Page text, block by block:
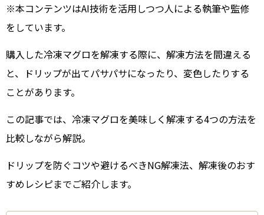
※本コンテンツはAI技術を活用しつつ人による執筆や監修
をしています。
購入した冷凍マグロを解凍する際に、解凍方法を間違える
と、ドリップが出てパサパサになったり、変色したりする
ことがあります。
この記事では、冷凍マグロを美味しく解凍する4つの方法を
比較しながら解説。
ドリップを防ぐコツや避けるべきNG解凍法、解凍後のおす
すめレシピまでご紹介します。